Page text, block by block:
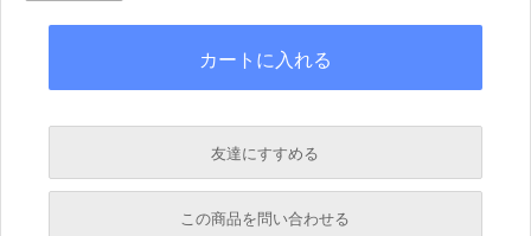
友達にすすめる
必須
この商品を問い合わせる